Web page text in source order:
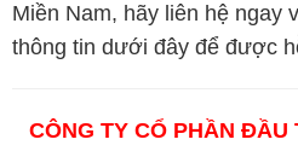
Miền Nam, hãy liên hệ ngay
thông tin dưới đây để được
CÔNG TY CỔ PHẦN